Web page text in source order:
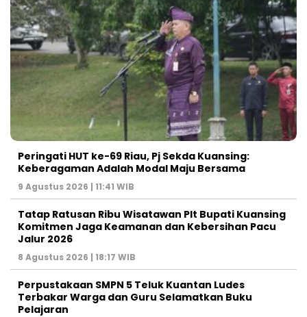
Peringati HUT ke-69 Riau, Pj Sekda Kuansing:
Keberagaman Adalah Modal Maju Bersama
9 Agustus 2026 | 11:41 WIB
Tatap Ratusan Ribu Wisatawan Plt Bupati Kuansing
Komitmen Jaga Keamanan dan Kebersihan Pacu
Jalur 2026
8 Agustus 2026 | 18:17 WIB
Perpustakaan SMPN 5 Teluk Kuantan Ludes
Terbakar Warga dan Guru Selamatkan Buku
Pelajaran